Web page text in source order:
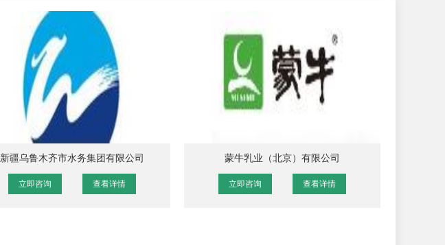
新疆乌鲁木齐市水务集团有限公司
立即咨询 查看详情
蒙牛乳业（北京）有限公司
立即咨询 查看详情